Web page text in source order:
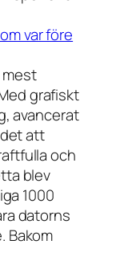
var före
mest
grafiskt
avancerat
att
och
blev
1000
datorns
Bakom